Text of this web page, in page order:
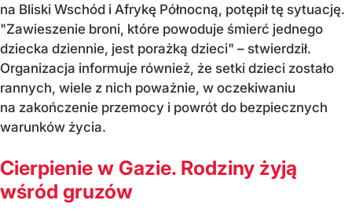
na Bliski Wschód i Afrykę Północną, potępił tę sytuację.
"Zawieszenie broni, które powoduje śmierć jednego
dziecka dziennie, jest porażką dzieci" – stwierdził.
Organizacja informuje również, że setki dzieci zostało
rannych, wiele z nich poważnie, w oczekiwaniu
na zakończenie przemocy i powrót do bezpiecznych
warunków życia.
Cierpienie w Gazie. Rodziny żyją
wśród gruzów